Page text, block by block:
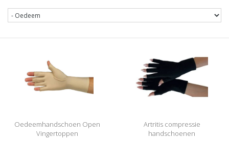
Oedeemhandschoen Open
Vingertoppen
Artritis compressie
handschoenen